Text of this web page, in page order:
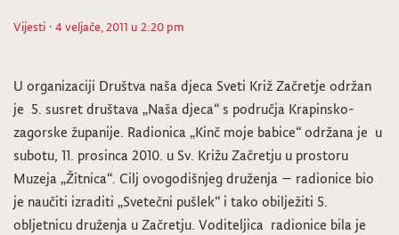
Vijesti · 4 veljače, 2011 u 2:20 pm
U organizaciji Društva naša djeca Sveti Križ Začretje održan
je 5. susret društava „Naša djeca“ s područja Krapinsko-
zagorske županije. Radionica „Kinč moje babice“ održana je u
subotu, 11. prosinca 2010. u Sv. Križu Začretju u prostoru
Muzeja „Žitnica“. Cilj ovogodišnjeg druženja – radionice bio
je naučiti izraditi „Svetečni pušlek“ i tako obilježiti 5.
obljetnicu druženja u Začretju. Voditeljica radionice bila je